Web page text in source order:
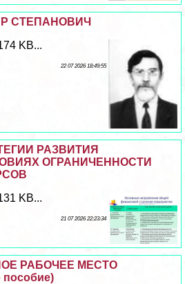
СТЕПАНОВИЧ
KB...
22 07 2026 18:49:55
РАЗВИТИЯ
ОГРАНИЧЕННОСТИ
KB...
21 07 2026 22:23:34
РАБОЧЕЕ МЕСТО